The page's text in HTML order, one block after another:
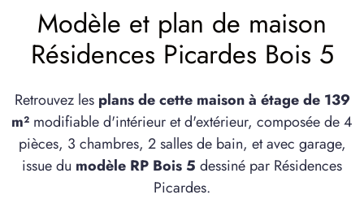
SERVICE BDL EXTENSION
ARTICLES
Modèle et plan de maison
Résidences Picardes Bois 5
Retrouvez les plans de cette maison à étage de 139
m² modifiable d'intérieur et d'extérieur, composée de 4
pièces, 3 chambres, 2 salles de bain, et avec garage,
issue du modèle RP Bois 5 dessiné par Résidences
Picardes.